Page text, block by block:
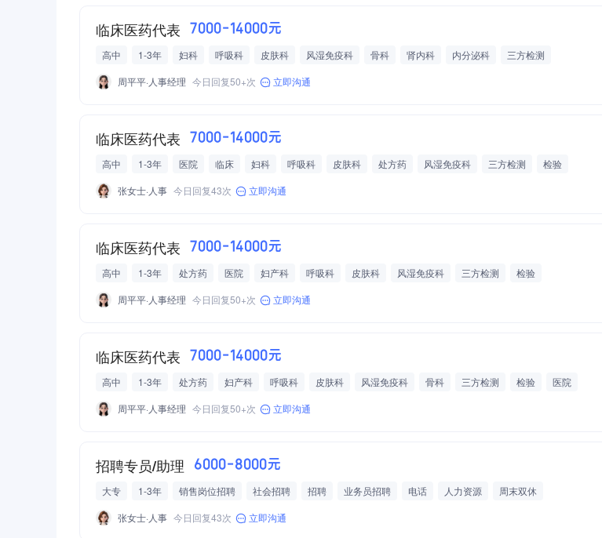
临床医药代表 7000-14000元
高中 1-3年 妇科 呼吸科 皮肤科 风湿免疫科 骨科 肾内科 内分泌科
三方检测
检验
周平平·人事经理 今日回复50+次 立即沟通
临床医药代表 7000-14000元
高中 1-3年 医院 临床 妇科 呼吸科 皮肤科 处方药 风湿免疫科 三方检测
检验
张女士·人事 今日回复43次 立即沟通
临床医药代表 7000-14000元
高中 1-3年 处方药 医院 妇产科 呼吸科 皮肤科 风湿免疫科 三方检测
检验
周平平·人事经理 今日回复50+次 立即沟通
临床医药代表 7000-14000元
高中 1-3年 处方药 妇产科 呼吸科 皮肤科 风湿免疫科 骨科 三方检测 检验
医院
周平平·人事经理 今日回复50+次 立即沟通
招聘专员/助理 6000-8000元
大专 1-3年 销售岗位招聘 社会招聘 招聘 业务员招聘 电话 人力资源
周末双休
法定节假日正常休息
张女士·人事 今日回复43次 立即沟通